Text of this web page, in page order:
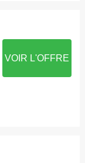
VOIR L'OFFRE